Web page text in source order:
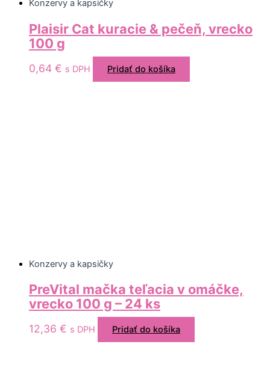
Konzervy a kapsičky
Plaisir Cat kuracie & pečeň, vrecko
100 g
0,64 € s DPH Pridať do košíka
Konzervy a kapsičky
PreVital mačka teľacia v omáčke,
vrecko 100 g – 24 ks
12,36 € s DPH Pridať do košíka